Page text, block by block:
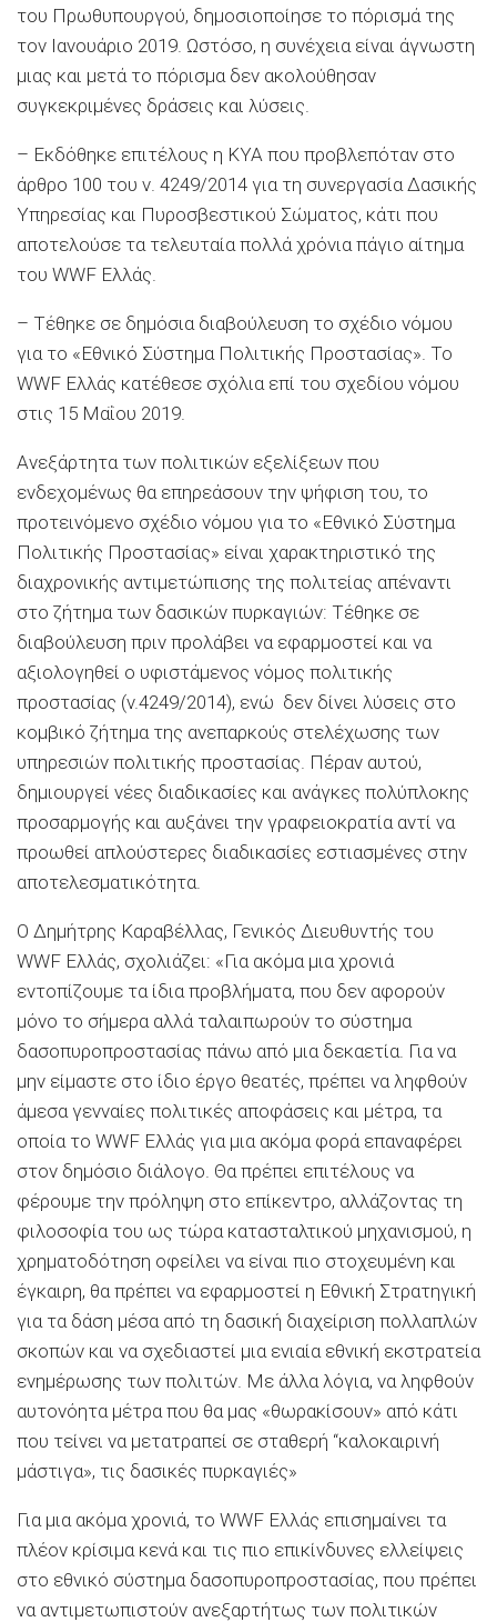
του Πρωθυπουργού, δημοσιοποίησε το πόρισμά της
τον Ιανουάριο 2019. Ωστόσο, η συνέχεια είναι άγνωστη
μιας και μετά το πόρισμα δεν ακολούθησαν
συγκεκριμένες δράσεις και λύσεις.
– Εκδόθηκε επιτέλους η ΚΥΑ που προβλεπόταν στο
άρθρο 100 του ν. 4249/2014 για τη συνεργασία Δασικής
Υπηρεσίας και Πυροσβεστικού Σώματος, κάτι που
αποτελούσε τα τελευταία πολλά χρόνια πάγιο αίτημα
του WWF Ελλάς.
– Τέθηκε σε δημόσια διαβούλευση το σχέδιο νόμου
για το «Εθνικό Σύστημα Πολιτικής Προστασίας». Το
WWF Ελλάς κατέθεσε σχόλια επί του σχεδίου νόμου
στις 15 Μαΐου 2019.
Ανεξάρτητα των πολιτικών εξελίξεων που
ενδεχομένως θα επηρεάσουν την ψήφιση του, το
προτεινόμενο σχέδιο νόμου για το «Εθνικό Σύστημα
Πολιτικής Προστασίας» είναι χαρακτηριστικό της
διαχρονικής αντιμετώπισης της πολιτείας απέναντι
στο ζήτημα των δασικών πυρκαγιών: Τέθηκε σε
διαβούλευση πριν προλάβει να εφαρμοστεί και να
αξιολογηθεί ο υφιστάμενος νόμος πολιτικής
προστασίας (v.4249/2014), ενώ δεν δίνει λύσεις στο
κομβικό ζήτημα της ανεπαρκούς στελέχωσης των
υπηρεσιών πολιτικής προστασίας. Πέραν αυτού,
δημιουργεί νέες διαδικασίες και ανάγκες πολύπλοκης
προσαρμογής και αυξάνει την γραφειοκρατία αντί να
προωθεί απλούστερες διαδικασίες εστιασμένες στην
αποτελεσματικότητα.
O Δημήτρης Καραβέλλας, Γενικός Διευθυντής του
WWF Ελλάς, σχολιάζει: «Για ακόμα μια χρονιά
εντοπίζουμε τα ίδια προβλήματα, που δεν αφορούν
μόνο το σήμερα αλλά ταλαιπωρούν το σύστημα
δασοπυροπροστασίας πάνω από μια δεκαετία. Για να
μην είμαστε στο ίδιο έργο θεατές, πρέπει να ληφθούν
άμεσα γενναίες πολιτικές αποφάσεις και μέτρα, τα
οποία το WWF Ελλάς για μια ακόμα φορά επαναφέρει
στον δημόσιο διάλογο. Θα πρέπει επιτέλους να
φέρουμε την πρόληψη στο επίκεντρο, αλλάζοντας τη
φιλοσοφία του ως τώρα κατασταλτικού μηχανισμού, η
χρηματοδότηση οφείλει να είναι πιο στοχευμένη και
έγκαιρη, θα πρέπει να εφαρμοστεί η Εθνική Στρατηγική
για τα δάση μέσα από τη δασική διαχείριση πολλαπλών
σκοπών και να σχεδιαστεί μια ενιαία εθνική εκστρατεία
ενημέρωσης των πολιτών. Με άλλα λόγια, να ληφθούν
αυτονόητα μέτρα που θα μας «θωρακίσουν» από κάτι
που τείνει να μετατραπεί σε σταθερή “καλοκαιρινή
μάστιγα», τις δασικές πυρκαγιές»
Για μια ακόμα χρονιά, το WWF Ελλάς επισημαίνει τα
πλέον κρίσιμα κενά και τις πιο επικίνδυνες ελλείψεις
στο εθνικό σύστημα δασοπυροπροστασίας, που πρέπει
να αντιμετωπιστούν ανεξαρτήτως των πολιτικών